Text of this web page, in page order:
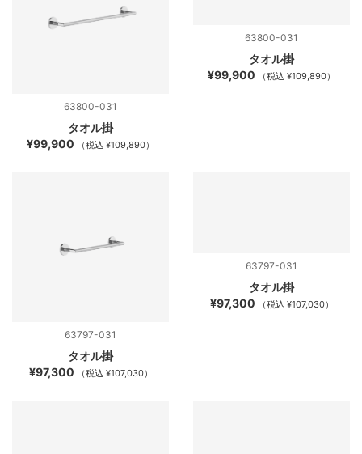
63800-031
タオル掛
¥99,900
（税込 ¥109,890）
63800-031
タオル掛
¥99,900
（税込 ¥109,890）
63797-031
タオル掛
¥97,300
（税込 ¥107,030）
63797-031
タオル掛
¥97,300
（税込 ¥107,030）